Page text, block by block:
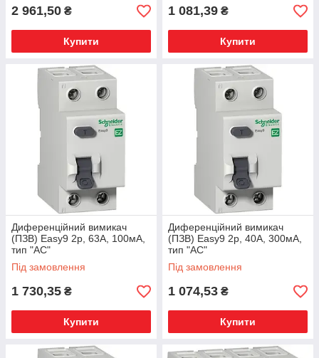
2 961,50 ₴
Купити
1 081,39 ₴
Купити
Диференційний вимикач
(ПЗВ) Easy9 2p, 63А, 100мА,
тип "АС"
Під замовлення
1 730,35 ₴
Купити
Диференційний вимикач
(ПЗВ) Easy9 2p, 40А, 300мА,
тип "АС"
Під замовлення
1 074,53 ₴
Купити